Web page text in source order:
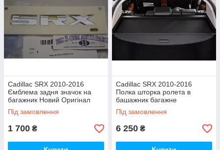
Cadillac SRX 2010-2016
Ємблема задня значок на
багажник Новий Оригінал
Під замовлення
1 700 ₴
Cadillac SRX 2010-2016
Полка шторка ролета в
башажник багажне
відділення Нова
Під замовлення
6 250 ₴